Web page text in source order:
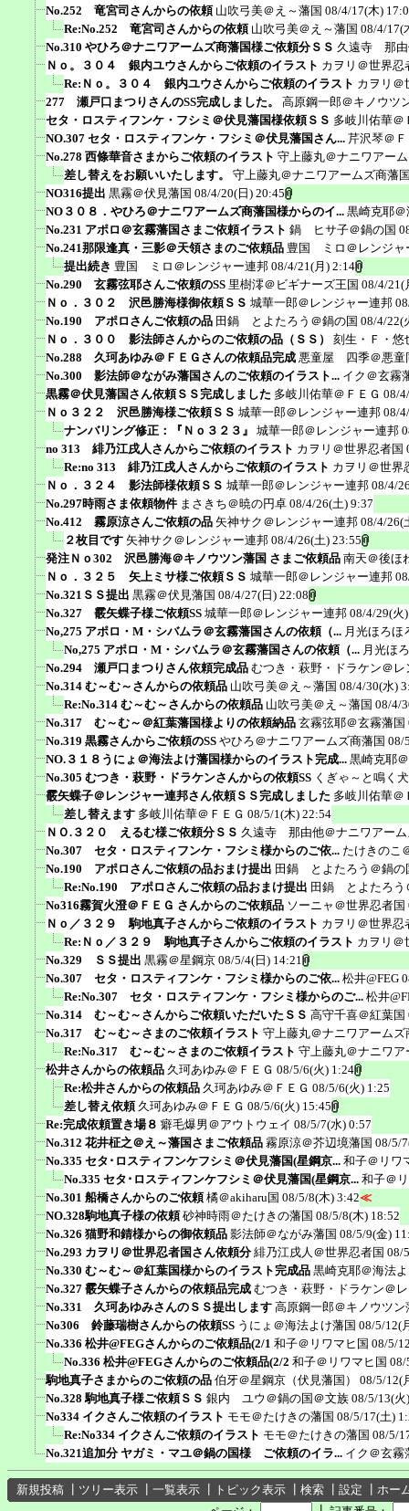
No.252 竜宮司さんからの依頼 山吹弓美＠え～藩国 08/4/17(木)
Re:No.252 竜宮司さんからの依頼 山吹弓美＠え～藩国 08/4/17(
No.310 やひろ＠ナニワアームズ商藩国様ご依頼分ＳＳ 久遠寺 那由
Ｎｏ。３０４ 銀内ユウさんからご依頼のイラスト カヲリ＠世界忍
Re:Ｎｏ。３０４ 銀内ユウさんからご依頼のイラスト カヲリ＠
277 瀬戸口まつりさんのSS完成しました。
高原鋼一郎＠キノウツ
セタ・ロスティフンケ・フシミ＠伏見藩国様依頼ＳＳ 多岐川佑華＠
NO.307 セタ・ロスティフンケ・フシミ＠伏見藩国さん... 芹沢琴＠
No.278 西條華音さまからご依頼のイラスト 守上藤丸＠ナニワアー
差し替えをお願いいたします。
守上藤丸＠ナニワアームズ商藩
NO316提出 黒霧＠伏見藩国 08/4/20(日) 20:45
NO３０８．やひろ＠ナニワアームズ商藩国様からのイ... 黒崎克耶
No.231 アポロ＠玄霧藩国さまご依頼イラスト 鍋 ヒサ子＠鍋の国
No.241那限逢真・三影＠天領さまのご依頼品 豊国 ミロ＠レンジャ
提出続き 豊国 ミロ＠レンジャー連邦 08/4/21(月) 2:14
No.290 玄霧弦耶さんご依頼のSS 里樹澪＠ビギナーズ王国 08/4/21(
Ｎｏ．３０２ 沢邑勝海様御依頼ＳＳ 城華一郎＠レンジャー連邦
No.190 アポロさんご依頼の品 田鍋 とよたろう＠鍋の国 08/4/22(
Ｎｏ．３００ 影法師さんからのご依頼の品（ＳＳ）
刻生・Ｆ・悠
No.288 久珂あゆみ＠ＦＥＧさんの依頼品完成 悪童屋 四季＠悪童
No.300 影法師＠ながみ藩国さんのご依頼のイラスト... イク＠玄霧
黒霧＠伏見藩国さん依頼ＳＳ完成しました 多岐川佑華＠ＦＥＧ 08/
Ｎｏ３２２ 沢邑勝海様ご依頼ＳＳ 城華一郎＠レンジャー連邦 08/
ナンバリング修正：『Ｎｏ３２３』
城華一郎＠レンジャー連邦
no 313 緋乃江戌人さんからご依頼のイラスト カヲリ＠世界忍者国
Re:no 313 緋乃江戌人さんからご依頼のイラスト カヲリ＠世界
Ｎｏ．３２４ 影法師様依頼ＳＳ 城華一郎＠レンジャー連邦 08/4/
No.297時雨さま依頼物件 まさきち＠暁の円卓 08/4/26(土) 9:37
No.412 霧原涼さんご依頼の品 矢神サク＠レンジャー連邦 08/4/26(
２枚目です 矢神サク＠レンジャー連邦 08/4/26(土) 23:55
発注Ｎｏ302 沢邑勝海＠キノウツン藩国 さまご依頼品 南天＠後ほ
Ｎｏ．３２５ 矢上ミサ様ご依頼ＳＳ 城華一郎＠レンジャー連邦
No.321ＳＳ提出 黒霧＠伏見藩国 08/4/27(日) 22:08
No.327 霰矢蝶子様ご依頼SS 城華一郎＠レンジャー連邦 08/4/29(火
No,275 アポロ・M・シバムラ＠玄霧藩国さんの依頼（... 月光ほろほ
No,275 アポロ・M・シバムラ＠玄霧藩国さんの依頼（... 月光ほ
No.294 瀬戸口まつりさん依頼完成品 むつき・萩野・ドラケン＠レ
No.314 む～む～さんからの依頼品 山吹弓美＠え～藩国 08/4/30(水)
Re:No.314 む～む～さんからの依頼品 山吹弓美＠え～藩国 08/4/
No.317 む～む～＠紅葉藩国様よりの依頼納品 玄霧弦耶＠玄霧藩国
No.319 黒霧さんからご依頼のSS やひろ＠ナニワアームズ商藩国 08/
NO.３１８うにょ＠海法よけ藩国様からのイラスト完成... 黒崎克耶
No.305 むつき・萩野・ドラケンさんからの依頼SS くぎゃ～と鳴く
霰矢蝶子＠レンジャー連邦さん依頼ＳＳ完成しました 多岐川佑華＠
差し替えます 多岐川佑華＠ＦＥＧ 08/5/1(木) 22:54
ＮＯ.３２０ えるむ様ご依頼分ＳＳ 久遠寺 那由他＠ナニワアーム
No.307 セタ・ロスティフンケ・フシミ様からのご依... たけきのこ
No.190 アポロさんご依頼の品おまけ提出 田鍋 とよたろう＠鍋の
Re:No.190 アポロさんご依頼の品おまけ提出 田鍋 とよたろう
No316霧賀火澄＠ＦＥＧ さんからのご依頼品 ソーニャ＠世界忍者国
Ｎｏ／３２９ 駒地真子さんからご依頼のイラスト カヲリ＠世界忍
Re:Ｎｏ／３２９ 駒地真子さんからご依頼のイラスト カヲリ＠
No.329 ＳＳ提出 黒霧＠星鋼京 08/5/4(日) 14:21
No.307 セタ・ロスティフンケ・フシミ様からのご依... 松井@FEG
Re:No.307 セタ・ロスティフンケ・フシミ様からのご... 松井
No.314 む～む～さんからご依頼いただいたＳＳ 高守千喜＠紅葉国
No.317 む～む～さまのご依頼イラスト 守上藤丸＠ナニワアームズ
Re:No.317 む～む～さまのご依頼イラスト 守上藤丸＠ナニワア
松井さんからの依頼品 久珂あゆみ＠ＦＥＧ 08/5/6(火) 1:24
Re:松井さんからの依頼品 久珂あゆみ＠ＦＥＧ 08/5/6(火) 1:25
差し替え依頼 久珂あゆみ＠ＦＥＧ 08/5/6(火) 15:45
Re:完成依頼置き場８ 癖毛爆男＠アウトウェイ 08/5/7(水) 0:57
No.312 花井柾之＠え～藩国さまご依頼品 霧原涼＠芥辺境藩国 08/5/
No.335 セタ･ロスティフンケフシミ＠伏見藩国(星鋼京... 和子＠リワ
No.335 セタ･ロスティフンケフシミ＠伏見藩国(星鋼京... 和子＠
No.301 船橋さんからのご依頼 橘＠akiharu国 08/5/8(木) 3:42≪
NO.328駒地真子様の依頼 砂神時雨＠たけきの藩国 08/5/8(木) 18:52
No.326 猫野和錆様からの御依頼品 影法師＠ながみ藩国 08/5/9(金)
No.293 カヲリ＠世界忍者国さん依頼分 緋乃江戌人＠世界忍者国 08/
No.330 む～む～＠紅葉国様からのイラスト完成品 黒崎克耶＠海法
No.327 霰矢蝶子さんからの依頼品完成 むつき・萩野・ドラケン＠
No.331 久珂あゆみさんのＳＳ提出します 高原鋼一郎＠キノウツン
No306 鈴藤瑞樹さんからの依頼SS うにょ＠海法よけ藩国 08/5/12(
No.336 松井@FEGさんからのご依頼品(2/1 和子＠リワマヒ国 08/5/
No.336 松井@FEGさんからのご依頼品(2/2 和子＠リワマヒ国 08/
駒地真子さまからのご依頼の品 伯牙＠星鋼京（伏見藩国）
08/5/12(
No.328 駒地真子様ご依頼ＳＳ 銀内 ユウ＠鍋の国＠文族 08/5/13(火
No334 イクさんご依頼のイラスト モモ＠たけきの藩国 08/5/17(土)
Re:No334 イクさんご依頼のイラスト モモ＠たけきの藩国 08/5/
No.321追加分 ヤガミ・マユ＠鍋の国様 ご依頼のイラ... イク＠玄霧
新規投稿 ツリー表示 一覧表示 トピック表示 検索 設定
ホー